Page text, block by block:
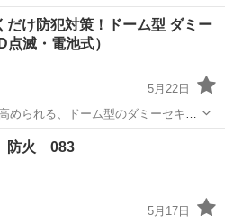
だけ防犯対策！ドーム型 ダミー
点滅・電池式）
5月22日
められる、ドーム型のダミーセキュ
の外観と、赤いLEDライトの点滅機
力になります。 最近の物騒なニュ
防災、セキュリティ
防火 083
5月17日